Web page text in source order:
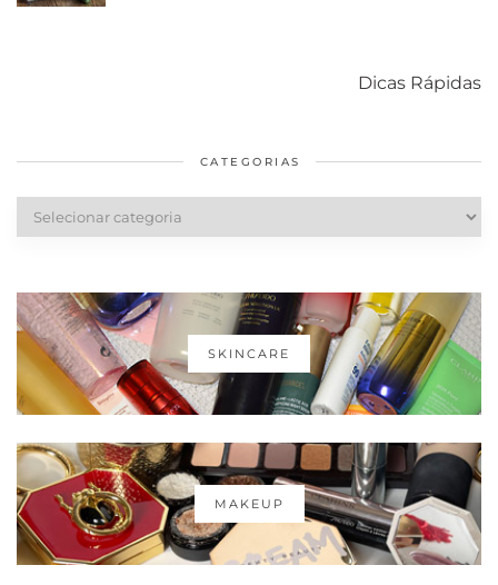
Dicas Rápidas
diários
cabelos
CATEGORIAS
Categorias
SKINCARE
MAKEUP